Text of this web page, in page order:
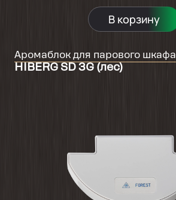
В корзину
Аромаблок для парового шкафа
HIBERG SD 3G (лес)